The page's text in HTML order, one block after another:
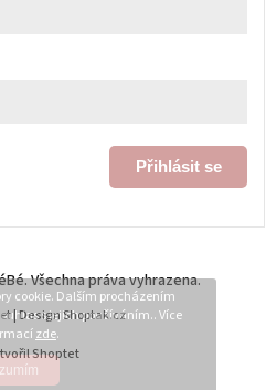
cookie. Dalším procházením
s jejich používáním.. Více
zde.
Přihlásit se
Shoptet
. Všechna práva vyhrazena.
| DesignShoptak.cz